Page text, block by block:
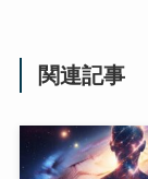
関連記事